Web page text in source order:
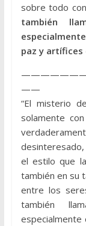
sobre todo
también
paz y artífices
——
“El misterio
solamente
el estilo que
también en su
entre los
también
especialmente